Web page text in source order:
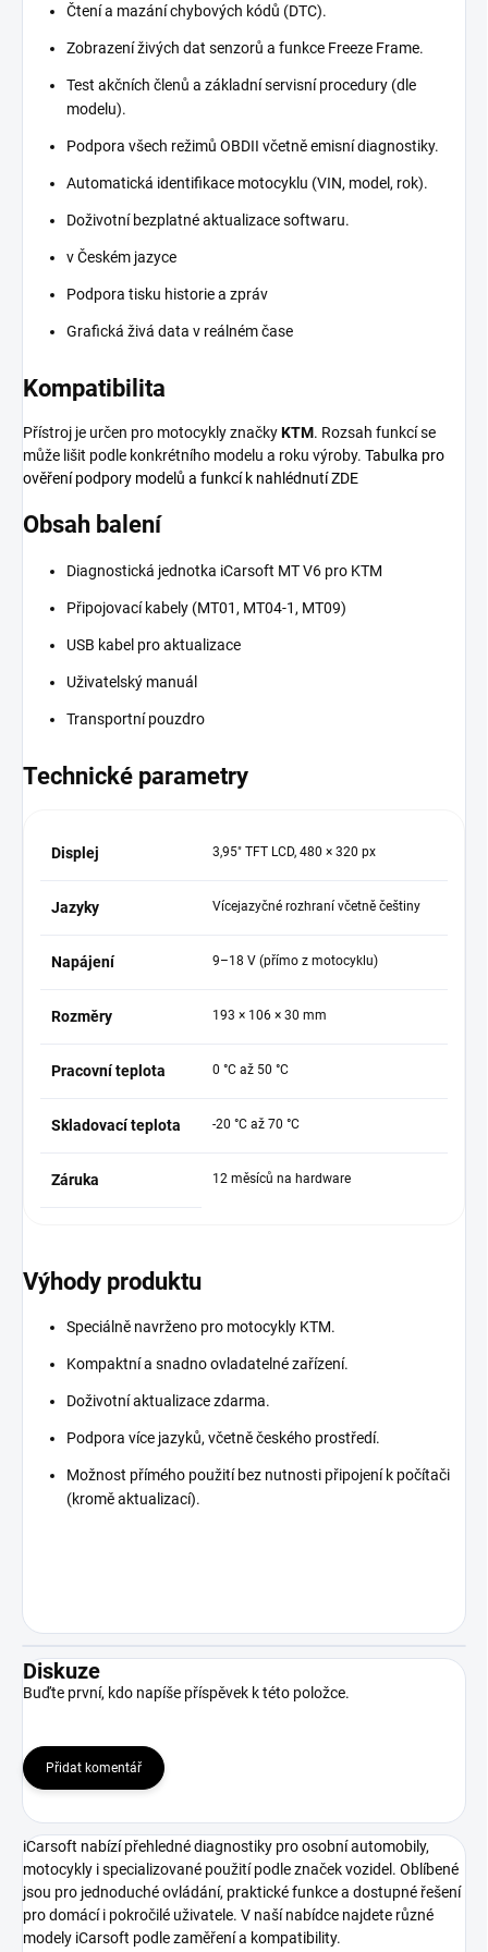
Čtení a mazání chybových kódů (DTC).
Zobrazení živých dat senzorů a funkce Freeze Frame.
Test akčních členů a základní servisní procedury (dle
modelu).
Podpora všech režimů OBDII včetně emisní diagnostiky.
Automatická identifikace motocyklu (VIN, model, rok).
Doživotní bezplatné aktualizace softwaru.
v Českém jazyce
Podpora tisku historie a zpráv
Grafická živá data v reálném čase
Kompatibilita
Přístroj je určen pro motocykly značkyKTM. Rozsah funkcí se
může lišit podle konkrétního modelu a roku výroby. Tabulka pro
ověření podpory modelů a funkcí k nahlédnutí ZDE
Obsah balení
Diagnostická jednotka iCarsoft MT V6 pro KTM
Připojovací kabely (MT01, MT04-1, MT09)
USB kabel pro aktualizace
Uživatelský manuál
Transportní pouzdro
Technické parametry
Displej 3,95" TFT LCD, 480 × 320 px
Jazyky Vícejazyčné rozhraní včetně češtiny
Napájení 9–18 V (přímo z motocyklu)
Rozměry 193 × 106 × 30 mm
Pracovní teplota 0 °C až 50 °C
Skladovací teplota -20 °C až 70 °C
Záruka 12 měsíců na hardware
Výhody produktu
Speciálně navrženo pro motocykly KTM.
Kompaktní a snadno ovladatelné zařízení.
Doživotní aktualizace zdarma.
Podpora více jazyků, včetně českého prostředí.
Možnost přímého použití bez nutnosti připojení k počítači
(kromě aktualizací).
Diskuze
Buďte první, kdo napíše příspěvek k této položce.
Přidat komentář
iCarsoft nabízí přehledné diagnostiky pro osobní automobily,
motocykly i specializované použití podle značek vozidel. Oblíbené
jsou pro jednoduché ovládání, praktické funkce a dostupné řešení
pro domácí i pokročilé uživatele. V naší nabídce najdete různé
modely iCarsoft podle zaměření a kompatibility.